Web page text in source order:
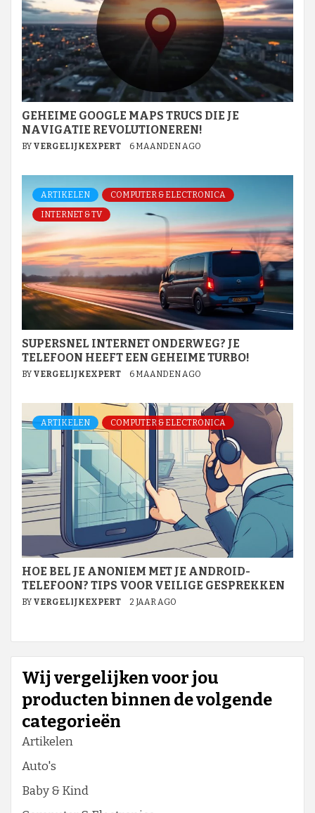
GEHEIME GOOGLE MAPS TRUCS DIE JE
NAVIGATIE REVOLUTIONEREN!
BY VERGELIJKEXPERT 6 MAANDEN AGO
ARTIKELEN
COMPUTER & ELECTRONICA
INTERNET & TV
SUPERSNEL INTERNET ONDERWEG? JE
TELEFOON HEEFT EEN GEHEIME TURBO!
BY VERGELIJKEXPERT 6 MAANDEN AGO
ARTIKELEN COMPUTER & ELECTRONICA
HOE BEL JE ANONIEM MET JE ANDROID-
TELEFOON? TIPS VOOR VEILIGE GESPREKKEN
BY VERGELIJKEXPERT 2 JAAR AGO
Wij vergelijken voor jou
producten binnen de volgende
categorieën
Artikelen
Auto's
Baby & Kind